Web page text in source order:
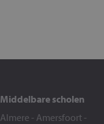
Middelbare scholen
Almere - Amersfoort -